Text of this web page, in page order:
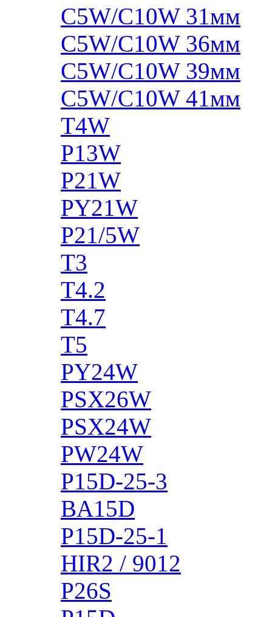
C5W/C10W 31мм
C5W/C10W 36мм
C5W/C10W 39мм
C5W/C10W 41мм
T4W
P13W
P21W
PY21W
P21/5W
T3
T4.2
T4.7
T5
PY24W
PSX26W
PSX24W
PW24W
P15D-25-3
BA15D
P15D-25-1
HIR2 / 9012
P26S